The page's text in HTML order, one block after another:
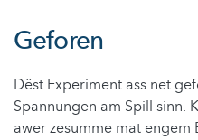
Geforen
Dëst Experiment ass net
Spannungen am Spill sinn.
awer zesumme mat engem